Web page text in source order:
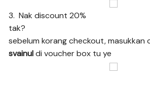
3. Nak discount 20%
tak?
sebelum korang checkout, masukkan
svainuldi voucher box tu ye